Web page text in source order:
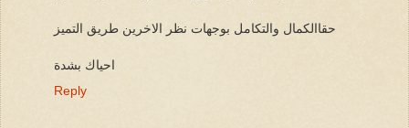
حقاالكمال والتكامل بوجهات نظر الاخرين طريق التميز
احياك بشدة
Reply